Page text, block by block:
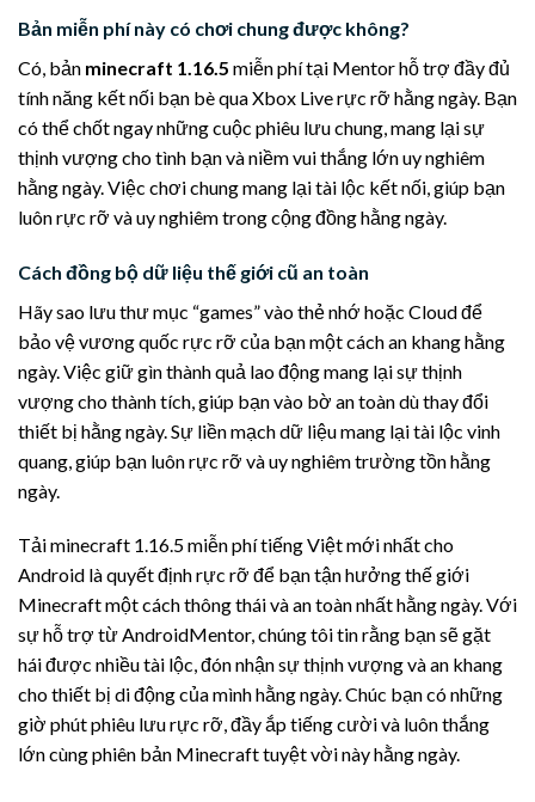
Bản miễn phí này có chơi chung được không?
Có, bản minecraft 1.16.5 miễn phí tại Mentor hỗ trợ đầy đủ
tính năng kết nối bạn bè qua Xbox Live rực rỡ hằng ngày. Bạn
có thể chốt ngay những cuộc phiêu lưu chung, mang lại sự
thịnh vượng cho tình bạn và niềm vui thắng lớn uy nghiêm
hằng ngày. Việc chơi chung mang lại tài lộc kết nối, giúp bạn
luôn rực rỡ và uy nghiêm trong cộng đồng hằng ngày.
Cách đồng bộ dữ liệu thế giới cũ an toàn
Hãy sao lưu thư mục “games” vào thẻ nhớ hoặc Cloud để
bảo vệ vương quốc rực rỡ của bạn một cách an khang hằng
ngày. Việc giữ gìn thành quả lao động mang lại sự thịnh
vượng cho thành tích, giúp bạn vào bờ an toàn dù thay đổi
thiết bị hằng ngày. Sự liền mạch dữ liệu mang lại tài lộc vinh
quang, giúp bạn luôn rực rỡ và uy nghiêm trường tồn hằng
ngày.
Tải minecraft 1.16.5 miễn phí tiếng Việt mới nhất cho
Android là quyết định rực rỡ để bạn tận hưởng thế giới
Minecraft một cách thông thái và an toàn nhất hằng ngày. Với
sự hỗ trợ từ AndroidMentor, chúng tôi tin rằng bạn sẽ gặt
hái được nhiều tài lộc, đón nhận sự thịnh vượng và an khang
cho thiết bị di động của mình hằng ngày. Chúc bạn có những
giờ phút phiêu lưu rực rỡ, đầy ắp tiếng cười và luôn thắng
lớn cùng phiên bản Minecraft tuyệt vời này hằng ngày.